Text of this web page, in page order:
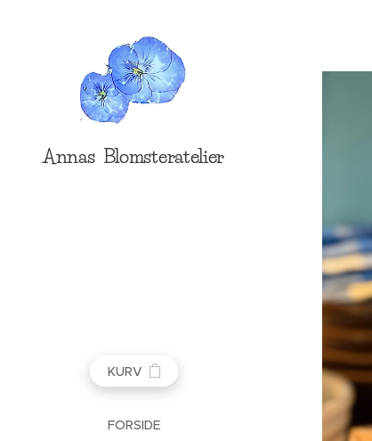
Annas Blomsteratelier
KURV
FORSIDE